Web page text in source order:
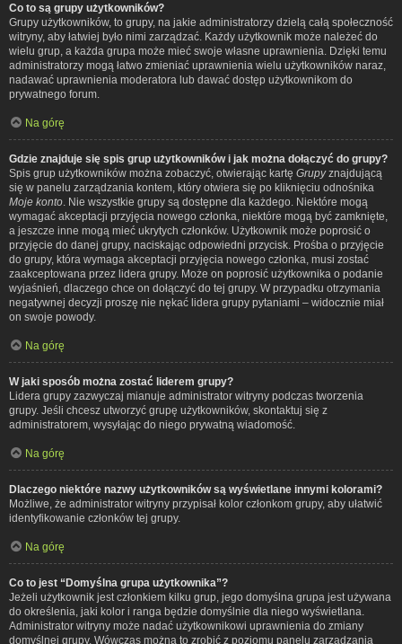
Co to są grupy użytkowników?
Grupy użytkowników, to grupy, na jakie administratorzy dzielą całą społeczność
witryny, aby łatwiej było nimi zarządzać. Każdy użytkownik może należeć do
wielu grup, a każda grupa może mieć swoje własne uprawnienia. Dzięki temu
administratorzy mogą łatwo zmieniać uprawnienia wielu użytkowników naraz,
nadawać uprawnienia moderatora lub dawać dostęp użytkownikom do
prywatnego forum.
Na górę
Gdzie znajduje się spis grup użytkowników i jak można dołączyć do grupy?
Spis grup użytkowników można zobaczyć, otwierając kartę Grupyznajdującą
się w panelu zarządzania kontem, który otwiera się po kliknięciu odnośnika
Moje konto . Nie wszystkie grupy są dostępne dla każdego. Niektóre mogą
wymagać akceptacji przyjęcia nowego członka, niektóre mogą być zamknięte,
a jeszcze inne mogą mieć ukrytych członków. Użytkownik może poprosić o
przyjęcie do danej grupy, naciskając odpowiedni przycisk. Prośba o przyjęcie
do grupy, która wymaga akceptacji przyjęcia nowego członka, musi zostać
zaakceptowana przez lidera grupy. Może on poprosić użytkownika o podanie
wyjaśnień, dlaczego chce on dołączyć do tej grupy. W przypadku otrzymania
negatywnej decyzji proszę nie nękać lidera grupy pytaniami – widocznie miał
on swoje powody.
Na górę
W jaki sposób można zostać liderem grupy?
Lidera grupy zazwyczaj mianuje administrator witryny podczas tworzenia
grupy. Jeśli chcesz utworzyć grupę użytkowników, skontaktuj się z
administratorem, wysyłając do niego prywatną wiadomość.
Na górę
Dlaczego niektóre nazwy użytkowników są wyświetlane innymi kolorami?
Możliwe, że administrator witryny przypisał kolor członkom grupy, aby ułatwić
identyfikowanie członków tej grupy.
Na górę
Co to jest “Domyślna grupa użytkownika”?
Jeżeli użytkownik jest członkiem kilku grup, jego domyślna grupa jest używana
do określenia, jaki kolor i ranga będzie domyślnie dla niego wyświetlana.
Administrator witryny może nadać użytkownikowi uprawnienia do zmiany
domyślnej grupy. Wówczas można to zrobić z poziomu panelu zarządzania